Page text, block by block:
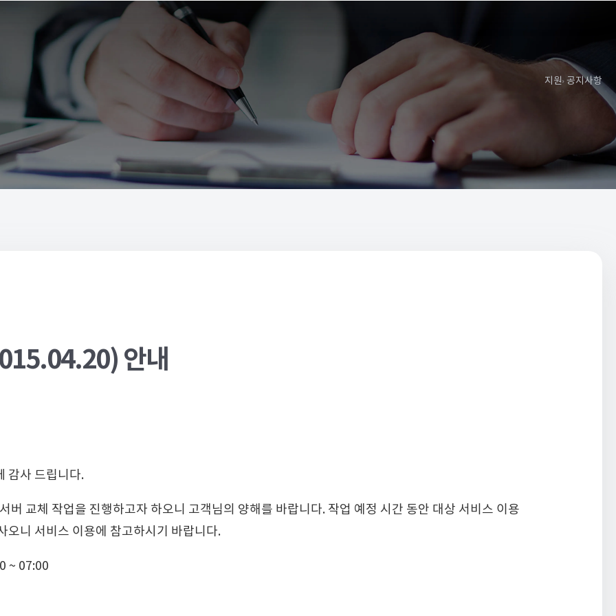
지원 공지사항
안내
감사 드립니다.
버 교체 작업을 진행하고자 하오니 고객님의 양해를 바랍니다. 작업 예정 시간 동안 대상 서비스 이용
오니 서비스 이용에 참고하시기 바랍니다.
~ 07:00